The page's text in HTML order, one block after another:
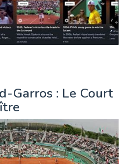
Garros : Le Court